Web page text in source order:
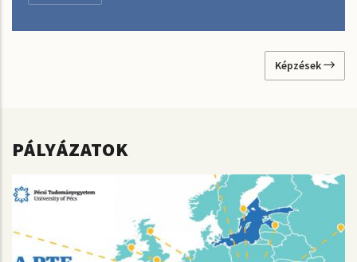
Képzések
PÁLYÁZATOK